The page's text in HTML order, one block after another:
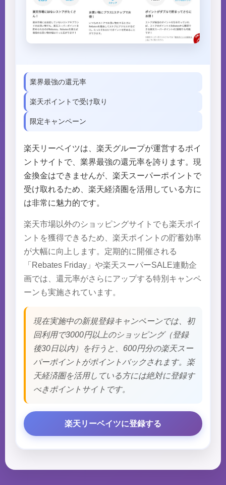
業界最強の還元率
楽天ポイントで受け取り
限定キャンペーン
楽天リーベイツは、楽天グループが運営するポイ
ントサイトで、業界最強の還元率を誇ります。現
金換金はできませんが、楽天スーパーポイントで
受け取れるため、楽天経済圏を活用している方に
は非常に魅力的です。
楽天市場以外のショッピングサイトでも楽天ポイ
ントを獲得できるため、楽天ポイントの貯蓄効率
が大幅に向上します。定期的に開催される
「Rebates Friday」や楽天スーパーSALE連動企
画では、還元率がさらにアップする特別キャンペ
ーンも実施されています。
現在実施中の新規登録キャンペーンでは、初
回利用で3000円以上のショッピング（登録
後30日以内）を行うと、600円分の楽天スー
パーポイントがポイントバックされます。楽
天経済圏を活用している方には絶対に登録す
べきポイントサイトです。
楽天リーベイツに登録する